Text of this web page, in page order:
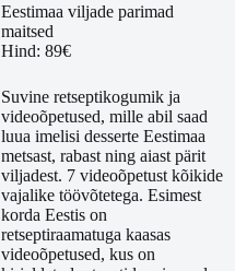
Eestimaa viljade parimad
maitsed
Hind: 89€
Suvine retseptikogumik ja
videoõpetused, mille abil saad
luua imelisi desserte Eestimaa
metsast, rabast ning aiast pärit
viljadest. 7 videoõpetust kõikide
vajalike töövõtetega. Esimest
korda Eestis on
retseptiraamatuga kaasas
videoõpetused, kus on